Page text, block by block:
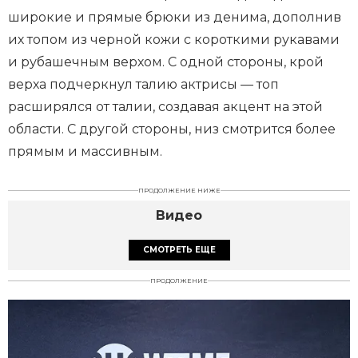
широкие и прямые брюки из денима, дополнив
их топом из черной кожи с короткими рукавами
и рубашечным верхом. С одной стороны, крой
верха подчеркнул талию актрисы — топ
расширялся от талии, создавая акцент на этой
области. С другой стороны, низ смотрится более
прямым и массивным.
ПРОДОЛЖЕНИЕ НИЖЕ
Видео
СМОТРЕТЬ ЕЩЕ
ПРОДОЛЖЕНИЕ